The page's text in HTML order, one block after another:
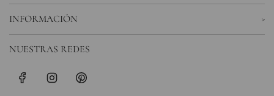
INFORMACIÓN
NUESTRAS REDES